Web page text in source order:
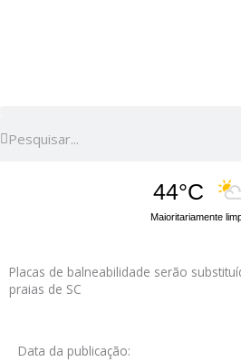
44°C
Maioritariamente
Placas de balneabilidade serão
praias de SC
Data da publicação: